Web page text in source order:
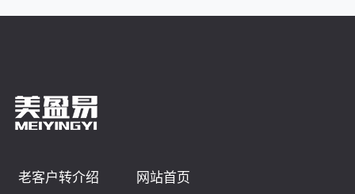
老客户转介绍
网站首页